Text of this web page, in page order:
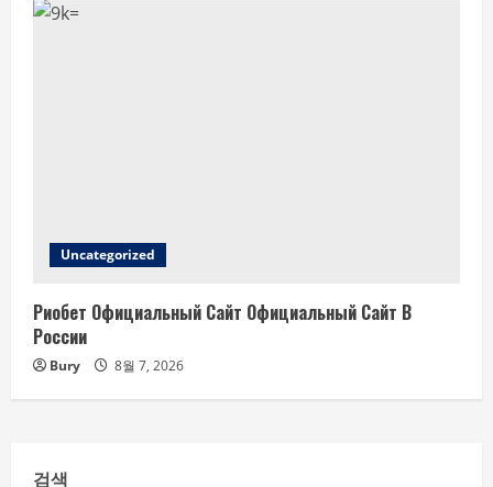
Uncategorized
Риобет Официальный Сайт Официальный Сайт В
России
Bury 8월 7, 2026
검색